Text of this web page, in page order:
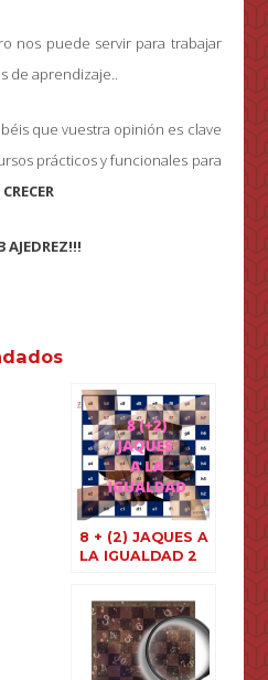
nos puede servir para trabajar
de aprendizaje..
que vuestra opinión es clave
prácticos y funcionales para
AJEDREZ!!!
8 + (2) JAQUES A
LA IGUALDAD 2